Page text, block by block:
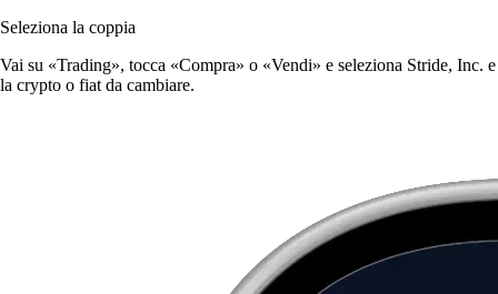
Seleziona la coppia
Vai su «Trading», tocca «Compra» o «Vendi» e seleziona Stride, Inc. e
la crypto o fiat da cambiare.